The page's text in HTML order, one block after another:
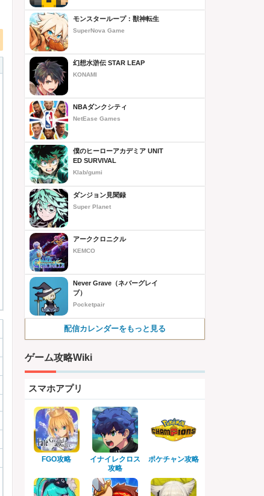
モンスターループ：獣神転生
SuperNova Game
幻想水滸伝 STAR LEAP
KONAMI
NBAダンクシティ
NetEase Games
僕のヒーローアカデミア UNIT
ED SURVIVAL
Klab/gumi
ダンジョン見聞録
Super Planet
アーククロニクル
KEMCO
Never Grave（ネバーグレイ
ブ）
Pocketpair
配信カレンダーをもっと見る
ゲーム攻略Wiki
スマホアプリ
FGO攻略
イナイレクロス
攻略
ポケチャン攻略